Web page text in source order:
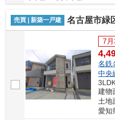
売買 | 新築一戸建 名古屋市緑区浦里５丁目
7
名鉄
中央
建物
土地
愛知